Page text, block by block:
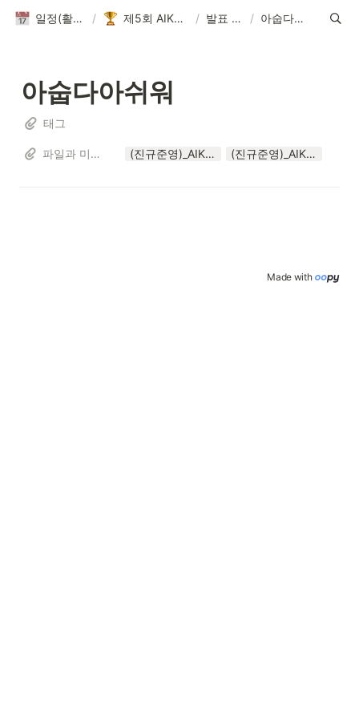
일정(활동 DB) / 제5회 AIKUTHON / 발표 자료 / 아숩다아쉬워
아숩다아쉬워
태그
파일과 미디어 (진규준영)_AIKUTHON5.pptx (진규준영)_AIKUTHON5.pdf
Made with